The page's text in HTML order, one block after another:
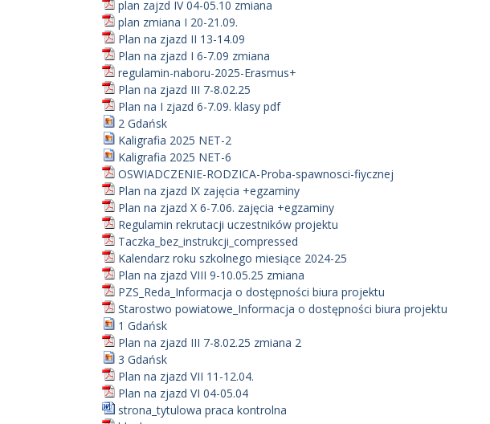
plan zajzd IV 04-05.10 zmiana
plan zmiana I 20-21.09.
Plan na zjazd II 13-14.09
Plan na zjazd I 6-7.09 zmiana
regulamin-naboru-2025-Erasmus+
Plan na zjazd III 7-8.02.25
Plan na I zjazd 6-7.09. klasy pdf
2 Gdańsk
Kaligrafia 2025 NET-2
Kaligrafia 2025 NET-6
OSWIADCZENIE-RODZICA-Proba-spawnosci-fiycznej
Plan na zjazd IX zajęcia +egzaminy
Plan na zjazd X 6-7.06. zajęcia +egzaminy
Regulamin rekrutacji uczestników projektu
Taczka_bez_instrukcji_compressed
Kalendarz roku szkolnego miesiące 2024-25
Plan na zjazd VIII 9-10.05.25 zmiana
PZS_Reda_Informacja o dostępności biura projektu
Starostwo powiatowe_Informacja o dostępności biura projektu
1 Gdańsk
Plan na zjazd III 7-8.02.25 zmiana 2
3 Gdańsk
Plan na zjazd VII 11-12.04.
Plan na zjazd VI 04-05.04
strona_tytulowa praca kontrolna